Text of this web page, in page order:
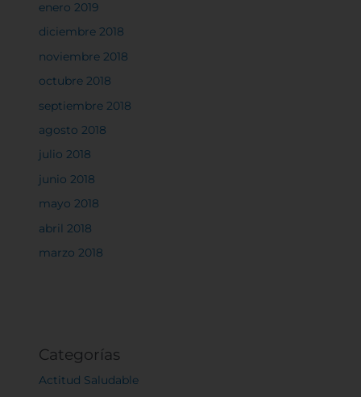
enero 2019
diciembre 2018
noviembre 2018
octubre 2018
septiembre 2018
agosto 2018
julio 2018
junio 2018
mayo 2018
abril 2018
marzo 2018
Categorías
Actitud Saludable
Cookies de rendimiento
Confirmar mis preferencias